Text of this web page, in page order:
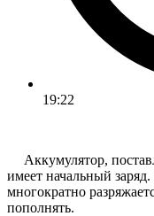
19:22
Аккумулятор,
имеет начальный
многократно
пополнять.